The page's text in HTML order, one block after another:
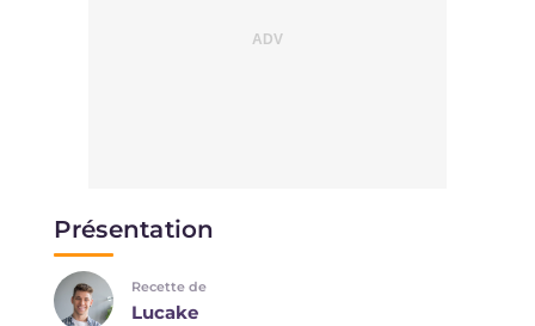
Présentation
Recette de
Lucake